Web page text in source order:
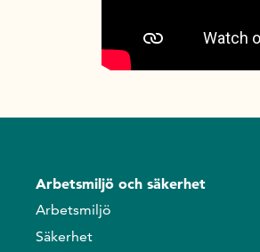
Arbetsmiljö och säkerhet
Arbetsmiljö
Säkerhet